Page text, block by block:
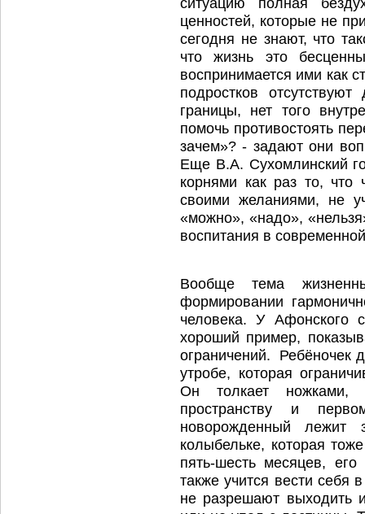
ценностей, которые не
сегодня не знают, что
что жизнь это
воспринимается ими как
подростков
границы, нет того
помочь противостоять
зачем»? - задают они
Еще В.А. Сухомлинский
корнями как раз то, что
своими желаниями, не
«можно», «надо»,
воспитания в
Вообще тема
формировании
человека. У Афонского
хороший пример,
ограничений. Ребёночек
утробе, которая
Он толкает ножками,
пространству и
новорожденный лежит
колыбельке, которая
пять-шесть месяцев,
также учится вести себя
не разрешают выходить